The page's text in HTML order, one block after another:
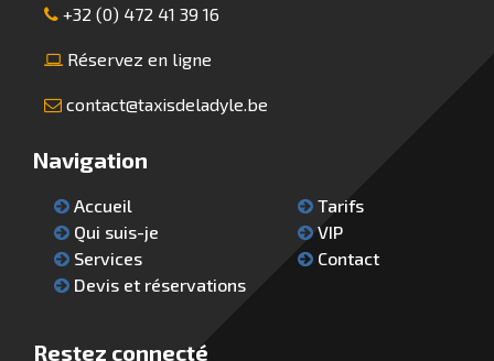
+32 (0) 472 41 39 16
Réservez en ligne
contact@taxisdeladyle.be
Navigation
Accueil
Qui suis-je
Services
Devis et réservations
Tarifs
VIP
Contact
Restez connecté